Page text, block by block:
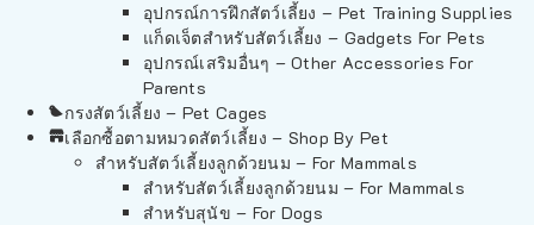
อุปกรณ์การฝึกสัตว์เลี้ยง – Pet Training Supplies
แก็ดเจ็ตสำหรับสัตว์เลี้ยง – Gadgets For Pets
อุปกรณ์เสริมอื่นๆ – Other Accessories For
Parents
กรงสัตว์เลี้ยง – Pet Cages
เลือกซื้อตามหมวดสัตว์เลี้ยง – Shop By Pet
สำหรับสัตว์เลี้ยงลูกด้วยนม – For Mammals
สำหรับสัตว์เลี้ยงลูกด้วยนม – For Mammals
สำหรับสุนัข – For Dogs